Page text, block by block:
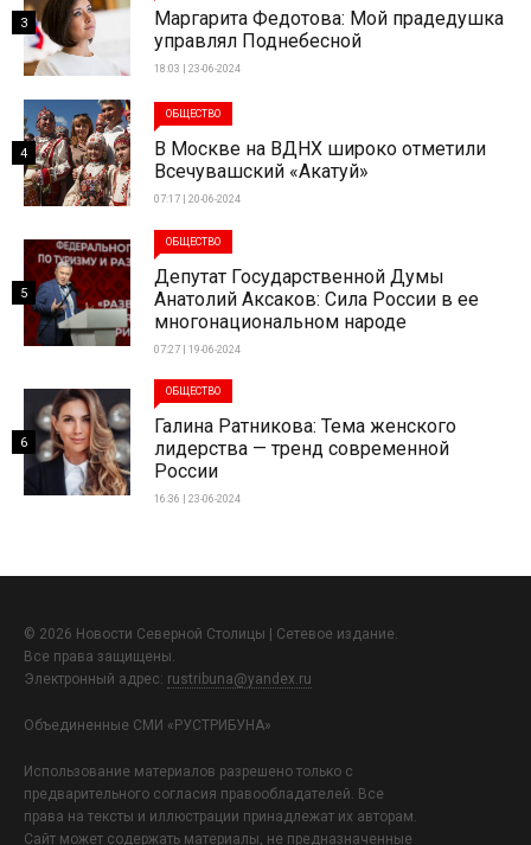
Маргарита Федотова: Мой прадедушка
управлял Поднебесной
18:03 | 23-06-2024
3
ОБЩЕСТВО
В Москве на ВДНХ широко отметили
Всечувашский «Акатуй»
07:17 | 20-06-2024
4
ОБЩЕСТВО
Депутат Государственной Думы
Анатолий Аксаков: Сила России в ее
многонациональном народе
07:27 | 19-06-2024
5
ОБЩЕСТВО
Галина Ратникова: Тема женского
лидерства — тренд современной
России
16:36 | 23-06-2024
6
© 2026 Новости Северной Столицы | Сетевое издание.
Все права защищены.
Электронный адрес: rustribuna@yandex.ru
Объединенные СМИ «РУСТРИБУНА»
Использование материалов разрешено только с
предварительного согласия правообладателей. Все
права на тексты и иллюстрации принадлежат их авторам.
Сайт может содержать материалы, не предназначенные